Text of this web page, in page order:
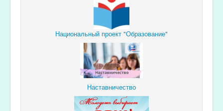
Национальный проект "Образование"
Наставничество